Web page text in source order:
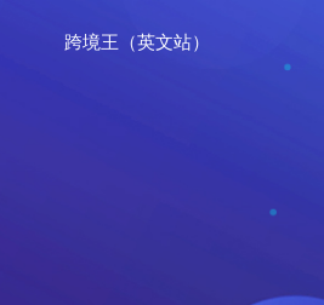
跨境王（英文站）